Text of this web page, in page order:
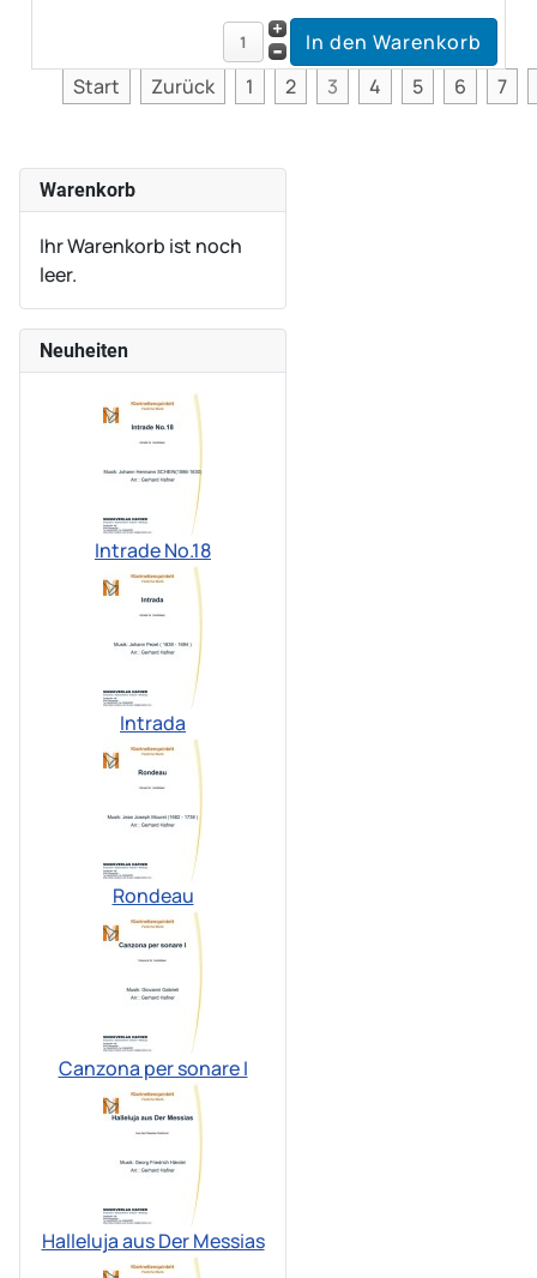
Start Zurück 1 2 3 4 5 6 7
Warenkorb
Ihr Warenkorb ist noch
leer.
Neuheiten
Intrade No.18
Intrada
Rondeau
Canzona per sonare I
Halleluja aus Der Messias